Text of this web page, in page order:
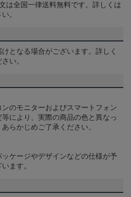
は全国一律送料無料です。詳しくは
。
となる場合がございます。詳しく
い。
のモニターおよびスマートフォン
により、実際の商品の色と異なっ
らかじめご了承ください。
ケージやデザインなどの仕様が予
ます。